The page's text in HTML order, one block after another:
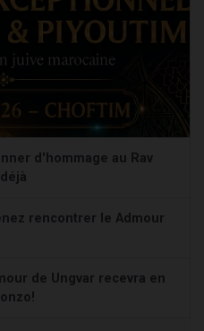
d'hommage au Rav
rencontrer le Admour
de Ungvar recevra en